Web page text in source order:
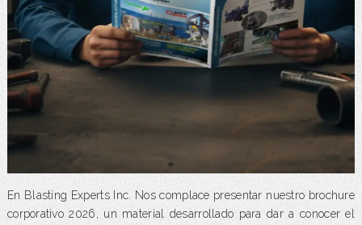
En Blasting Experts Inc. Nos complace presentar nuestro brochure
corporativo 2026, un material desarrollado para dar a conocer el